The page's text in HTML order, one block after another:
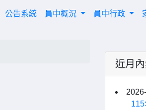
(current)
公告系統 員中概況 員中行政
近月